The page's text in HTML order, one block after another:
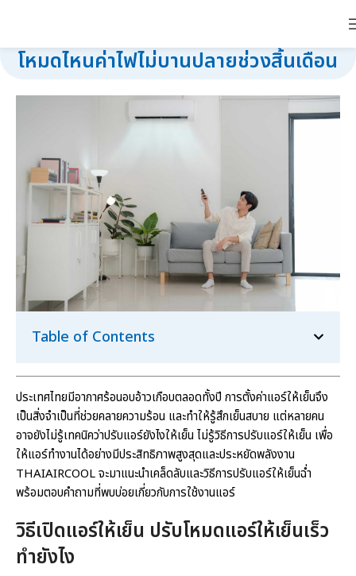
วิธีเปิดแอร์ให้เย็น ประหยัดไฟ เลือกแอร์
โหมดไหนค่าไฟไม่บานปลายช่วงสิ้นเดือน
Table of Contents
ประเทศไทยมีอากาศร้อนอบอ้าวเกือบตลอดทั้งปี การตั้งค่าแอร์ให้เย็นจึง
เป็นสิ่งจำเป็นที่ช่วยคลายความร้อน และทำให้รู้สึกเย็นสบาย แต่หลายคน
อาจยังไม่รู้เทคนิคว่าปรับแอร์ยังไงให้เย็น ไม่รู้วิธีการปรับแอร์ให้เย็น เพื่อ
ให้แอร์ทำงานได้อย่างมีประสิทธิภาพสูงสุดและประหยัดพลังงาน
THAIAIRCOOL จะมาแนะนำเคล็ดลับและวิธีการปรับแอร์ให้เย็นฉ่ำ
พร้อมตอบคำถามที่พบบ่อยเกี่ยวกับการใช้งานแอร์
วิธีเปิดแอร์ให้เย็น ปรับโหมดแอร์ให้เย็นเร็ว
ทำยังไง